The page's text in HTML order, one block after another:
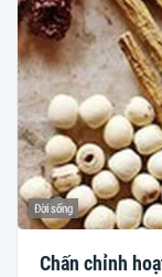
Đời sống
Chấn chỉnh